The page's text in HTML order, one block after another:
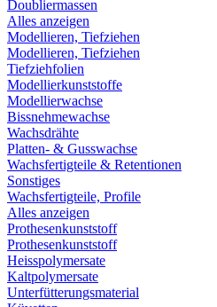
Doubliermassen
Alles anzeigen
Modellieren, Tiefziehen
Modellieren, Tiefziehen
Tiefziehfolien
Modellierkunststoffe
Modellierwachse
Bissnehmewachse
Wachsdrähte
Platten- & Gusswachse
Wachsfertigteile & Retentionen
Sonstiges
Wachsfertigteile, Profile
Alles anzeigen
Prothesenkunststoff
Prothesenkunststoff
Heisspolymersate
Kaltpolymersate
Unterfütterungsmaterial